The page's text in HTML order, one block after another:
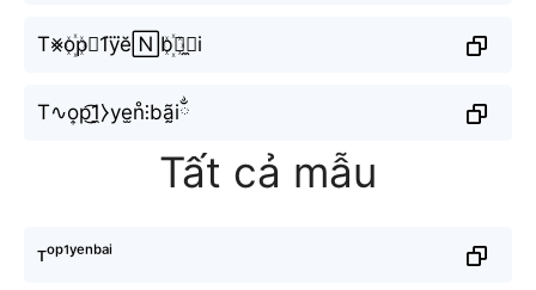
T⨳o꙰p⃕1y⃜ĕ🄽b꙰ⓐ̼⧽i
T∿o͎p͜͡1̼⧽ye̫n̊⫶bã̰iྂ
Tất cả mẫu
ᴛᵒᵖ¹ʸᵉⁿᵇᵃⁱ